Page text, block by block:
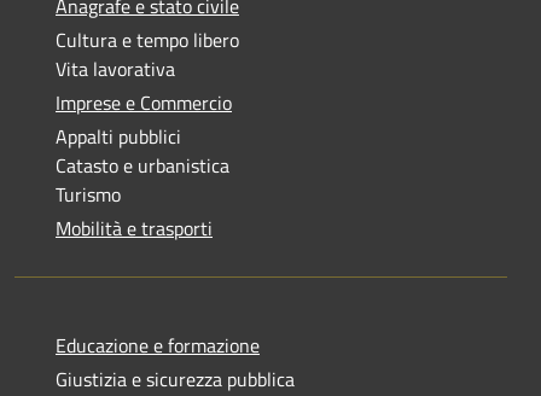
Anagrafe e stato civile
Cultura e tempo libero
Vita lavorativa
Imprese e Commercio
Appalti pubblici
Catasto e urbanistica
Turismo
Mobilità e trasporti
Educazione e formazione
Giustizia e sicurezza pubblica